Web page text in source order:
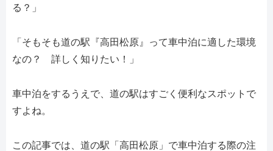
る？」
「そもそも道の駅『高田松原』って車中泊に適した環境
なの？ 詳しく知りたい！」
車中泊をするうえで、道の駅はすごく便利なスポットで
すよね。
この記事では、道の駅「高田松原」で車中泊する際の注